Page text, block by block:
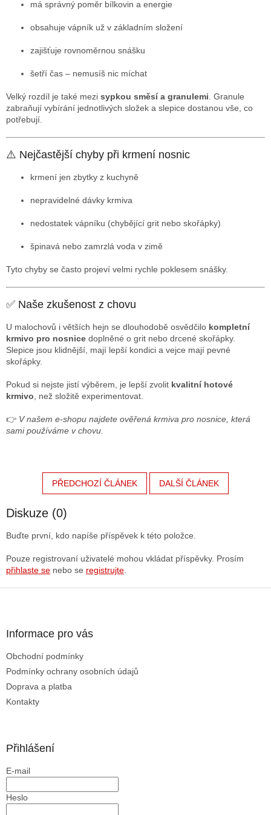
má správný poměr bílkovin a energie
obsahuje vápník už v základním složení
zajišťuje rovnoměrnou snášku
šetří čas – nemusíš nic míchat
Velký rozdíl je také mezi sypkou směsí a granulemi . Granule
zabraňují vybírání jednotlivých složek a slepice dostanou vše, co
potřebují.
⚠️ Nejčastější chyby při krmení nosnic
krmení jen zbytky z kuchyně
nepravidelné dávky krmiva
nedostatek vápníku (chybějící grit nebo skořápky)
špinavá nebo zamrzlá voda v zimě
Tyto chyby se často projeví velmi rychle poklesem snášky.
✅ Naše zkušenost z chovu
U malochovů i větších hejn se dlouhodobě osvědčilo kompletní
krmivo pro nosnice doplněné o grit nebo drcené skořápky.
Slepice jsou klidnější, mají lepší kondici a vejce mají pevné
skořápky.
Pokud si nejste jistí výběrem, je lepší zvolit kvalitní hotové
krmivo , než složitě experimentovat.
👉 V našem e-shopu najdete ověřená krmiva pro nosnice, která
sami používáme v chovu.
PŘEDCHOZÍ ČLÁNEK DALŠÍ ČLÁNEK
Diskuze (0)
Buďte první, kdo napíše příspěvek k této položce.
Pouze registrovaní uživatelé mohou vkládat příspěvky. Prosím
přihlaste se nebo se registrujte
Informace pro vás
Obchodní podmínky
Podmínky ochrany osobních údajů
Doprava a platba
Kontakty
Přihlášení
E-mail
Heslo